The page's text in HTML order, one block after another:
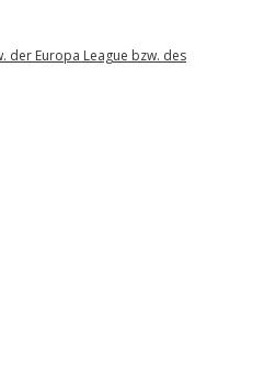
der Europa League bzw. des